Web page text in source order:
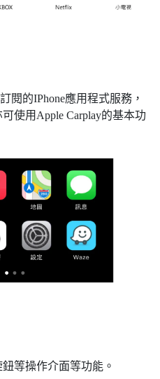
閱的IPhone應用程式服務，
使用Apple Carplay的基本功
等操作介面等功能。